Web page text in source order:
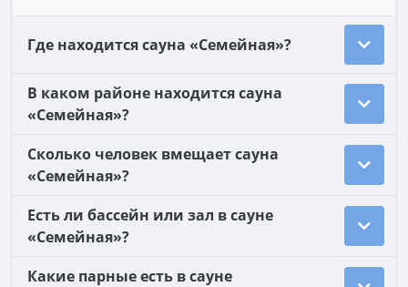
Где находится сауна «Семейная»?
В каком районе находится сауна
«Семейная»?
Сколько человек вмещает сауна
«Семейная»?
Есть ли бассейн или зал в сауне
«Семейная»?
Какие парные есть в сауне